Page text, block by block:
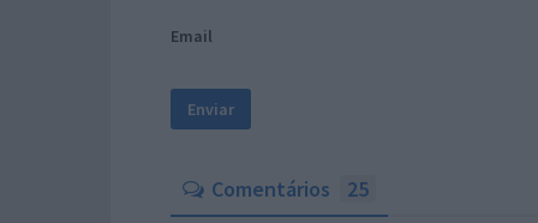
Email
Comentários 25